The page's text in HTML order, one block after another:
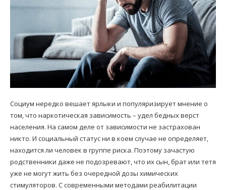
Социум нередко вешает ярлыки и популяризирует мнение о
том, что наркотическая зависимость – удел бедных верст
населения. На самом деле от зависимости не застрахован
никто. И социальный статус ни в коем случае не определяет,
находится ли человек в группе риска. Поэтому зачастую
родственники даже не подозревают, что их сын, брат или тетя
уже не могут жить без очередной дозы химических
стимуляторов. С современными методами реабилитации